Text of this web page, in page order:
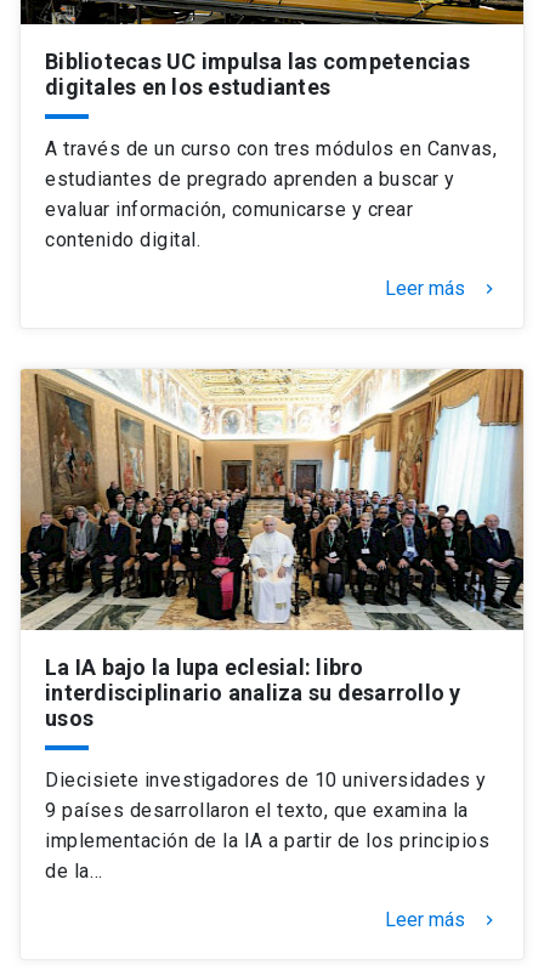
Bibliotecas UC impulsa las competencias
digitales en los estudiantes
A través de un curso con tres módulos en Canvas,
estudiantes de pregrado aprenden a buscar y
evaluar información, comunicarse y crear
contenido digital.
Leer más keyboard_arrow_right
La IA bajo la lupa eclesial: libro
interdisciplinario analiza su desarrollo y
usos
Diecisiete investigadores de 10 universidades y
9 países desarrollaron el texto, que examina la
implementación de la IA a partir de los principios
de la…
Leer más keyboard_arrow_right